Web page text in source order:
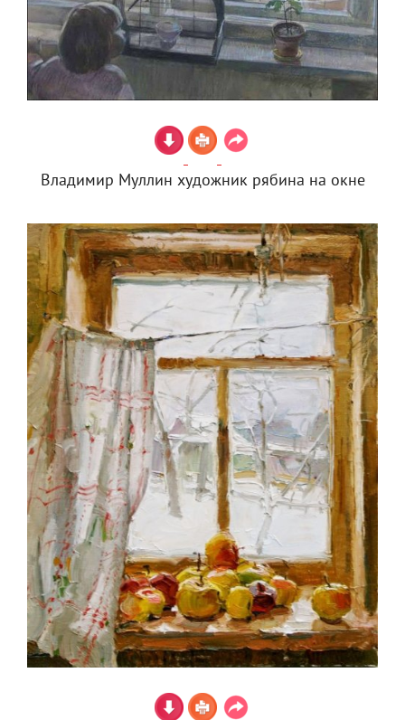
Владимир Муллин художник рябина на окне